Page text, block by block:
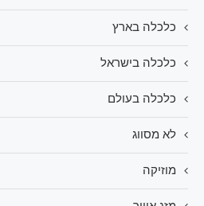
כלכלה בארץ
כלכלה בישראל
כלכלה בעולם
לא מסווג
מוזיקה